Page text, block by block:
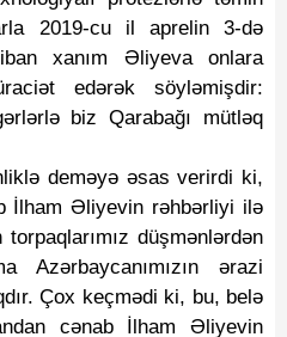
2019-cu il aprelin 3-də
xanım Əliyeva onlara
edərək söyləmişdir:
biz Qarabağı mütləq
deməyə əsas verirdi ki,
İlham Əliyevin rəhbərliyi ilə
düşmənlərdən
Azərbaycanımızın ərazi
Çox keçmədi ki, bu, belə
cənab İlham Əliyevin